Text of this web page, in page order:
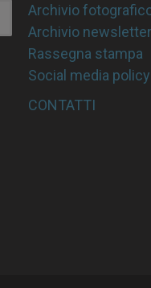
Archivio
Archivio newsletter
Rassegna stampa
Social media policy
CONTATTI